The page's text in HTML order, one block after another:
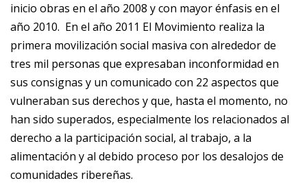
inicio obras en el año 2008 y con mayor énfasis en el
año 2010. En el año 2011 El Movimiento realiza la
primera movilización social masiva con alrededor de
tres mil personas que expresaban inconformidad en
sus consignas y un comunicado con 22 aspectos que
vulneraban sus derechos y que, hasta el momento, no
han sido superados, especialmente los relacionados al
derecho a la participación social, al trabajo, a la
alimentación y al debido proceso por los desalojos de
comunidades ribereñas.